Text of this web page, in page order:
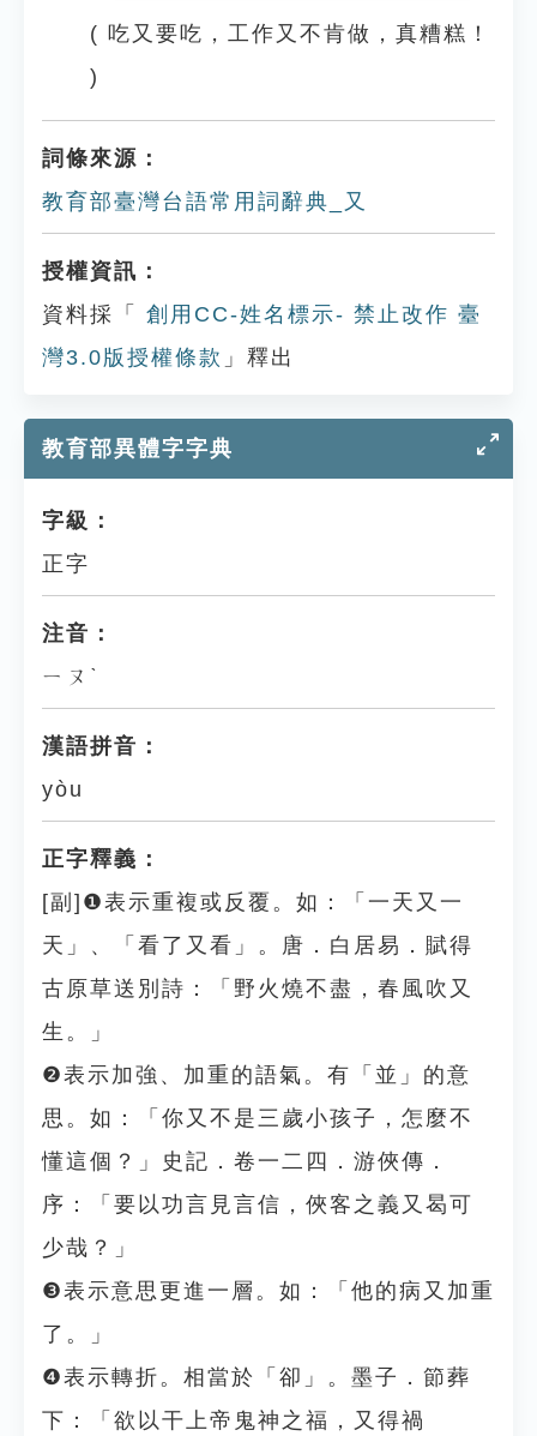
( 吃又要吃，工作又不肯做，真糟糕！
)
詞條來源：
教育部臺灣台語常用詞辭典_又
授權資訊：
資料採「
創用CC-姓名標示- 禁止改作 臺
灣3.0版授權條款 」釋出
教育部異體字字典
字級：
正字
注音：
ㄧㄡˋ
漢語拼音：
yòu
正字釋義：
[副]❶表示重複或反覆。如：「一天又一
天」、「看了又看」。唐．白居易．賦得
古原草送別詩：「野火燒不盡，春風吹又
生。」
❷表示加強、加重的語氣。有「並」的意
思。如：「你又不是三歲小孩子，怎麼不
懂這個？」史記．卷一二四．游俠傳．
序：「要以功言見言信，俠客之義又曷可
少哉？」
❸表示意思更進一層。如：「他的病又加重
了。」
❹表示轉折。相當於「卻」。墨子．節葬
下：「欲以干上帝鬼神之福，又得禍